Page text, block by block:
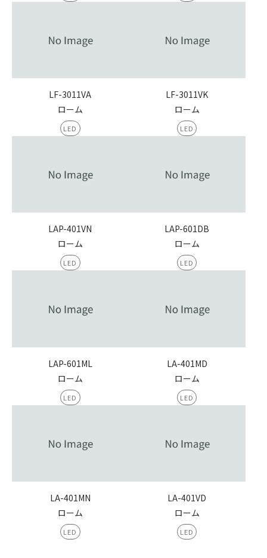
LF-3011VA
ローム
LED
LF-3011VK
ローム
LED
LAP-401VN
ローム
LED
LAP-601DB
ローム
LED
LAP-601ML
ローム
LED
LA-401MD
ローム
LED
LA-401MN
ローム
LED
LA-401VD
ローム
LED